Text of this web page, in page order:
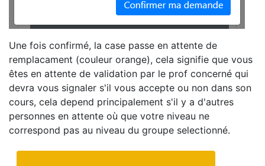
Une fois confirmé, la case passe en attente de
remplacament (couleur orange), cela signifie que vous
êtes en attente de validation par le prof concerné qui
devra vous signaler s'il vous accepte ou non dans son
cours, cela depend principalement s'il y a d'autres
personnes en attente où que votre niveau ne
correspond pas au niveau du groupe selectionné.